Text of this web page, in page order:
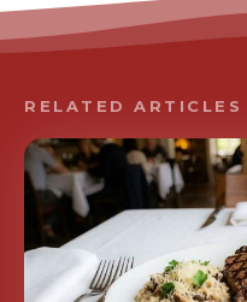
RELATED ARTICLES